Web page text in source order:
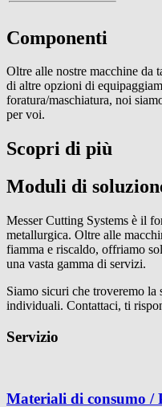
Componenti
Oltre alle nostre macchine da
di altre opzioni di
foratura/maschiatura, noi
per voi.
Scopri di più
Moduli di
Messer Cutting Systems è il
metallurgica. Oltre alle
fiamma e riscaldo, offriamo
una vasta gamma di servizi.
Siamo sicuri che troveremo la
individuali. Contattaci, ti
Servizio
Materiali di consumo /